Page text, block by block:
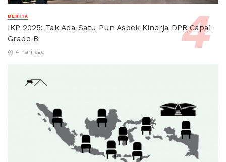
BERITA
IKP 2025: Tak Ada Satu Pun Aspek Kinerja DPR Capai
Grade B
4 hari ago